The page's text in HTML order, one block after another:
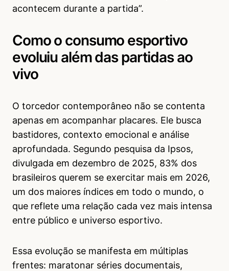
acontecem durante a partida”.
Como o consumo esportivo
evoluiu além das partidas ao
vivo
O torcedor contemporâneo não se contenta
apenas em acompanhar placares. Ele busca
bastidores, contexto emocional e análise
aprofundada. Segundo pesquisa da Ipsos,
divulgada em dezembro de 2025, 83% dos
brasileiros querem se exercitar mais em 2026,
um dos maiores índices em todo o mundo, o
que reflete uma relação cada vez mais intensa
entre público e universo esportivo.
Essa evolução se manifesta em múltiplas
frentes: maratonar séries documentais,